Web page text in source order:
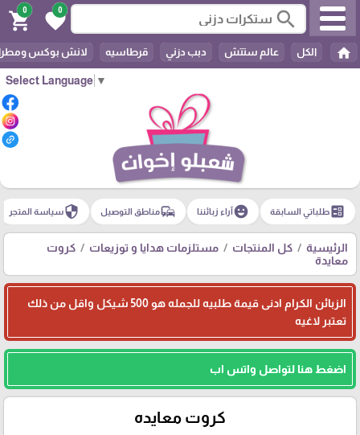
Select Language ▼
search
0
favorite
0
shopping_cart
home الكل عالم ستتش دبب دزني قرطاسيه لانش بوكس
ballotطلباتي السابقة emoji_emotionsآراء زبائننا commuteمناطق التوصيل securityسياسة المتجر
الرئيسية كل المنتجات مستلزمات هدايا و توزيعات
كروت
معايدة
الزبائن الكرام ادنى قيمة طلبيه للجمله هو 500 شيكل واقل من ذلك
تعتبر لاغيه
اضغط هنا لتواصل واتس اب
كروت معايده